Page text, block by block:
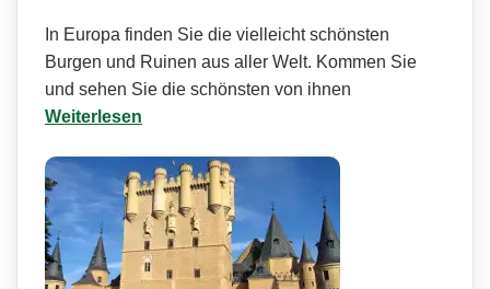
In Europa finden Sie die vielleicht schönsten
Burgen und Ruinen aus aller Welt. Kommen Sie
und sehen Sie die schönsten von ihnen
Weiterlesen